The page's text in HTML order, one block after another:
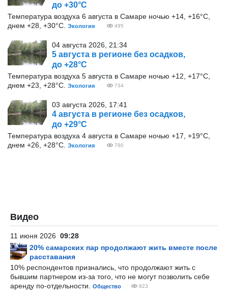
до +30°С
Температура воздуха 6 августа в Самаре ночью +14, +16°С,
днем +28, +30°С.
Экология 495
04 августа 2026, 21:34
5 августа в регионе без осадков,
до +28°С
Температура воздуха 5 августа в Самаре ночью +12, +17°С,
днем +23, +28°С.
Экология 734
03 августа 2026, 17:41
4 августа в регионе без осадков,
до +29°С
Температура воздуха 4 августа в Самаре ночью +17, +19°С,
днем +26, +28°С.
Экология 780
Видео
11 июня 2026 09:28
20% самарских пар продолжают жить вместе после
расставания
10% респондентов признались, что продолжают жить с
бывшим партнером из-за того, что не могут позволить себе
аренду по-отдельности.
Общество 823